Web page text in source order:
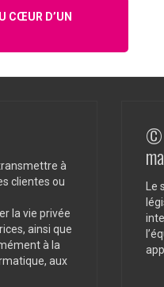
CŒUR D’UN
à
clientes ou
la vie privée
ainsi que
à la
aux
©